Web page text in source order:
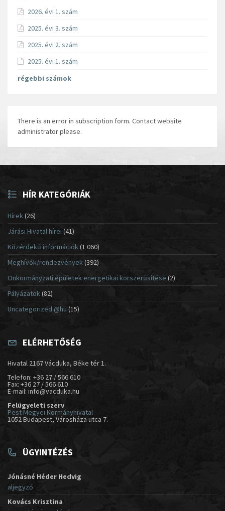
2026. évi 1. szám
2025. évi 3. szám
2025. évi 2. szám
2025. évi 1. szám
régebbi számok
There is an error in subscription form. Contact website
administrator please.
HÍR KATEGÓRIÁK
Hírek(26)
Járási Hivatal hírei (41)
Közérdekű információk(1 060)
Meghívók/rendezvények (392)
Önkormányzati épületek energetikai korszerűsítése (2)
Pályázatok (82)
Uncategorized @hu (15)
ELÉRHETŐSÉG
Hivatal 2167 Vácduka, Béke tér 1.
Telefon: +36 27 / 566 610
Fax: +36 27 / 566 610
E-mail: info@vacduka.hu
Felügyeleti szerv
Pest Megyei Kormányhivatal
1052 Budapest, Városháza utca 7.
ÜGYINTÉZÉS
Jónásné Héder Hedvig
aljegyző
Kovács Krisztina